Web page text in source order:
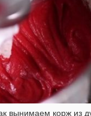
вынимаем корж из